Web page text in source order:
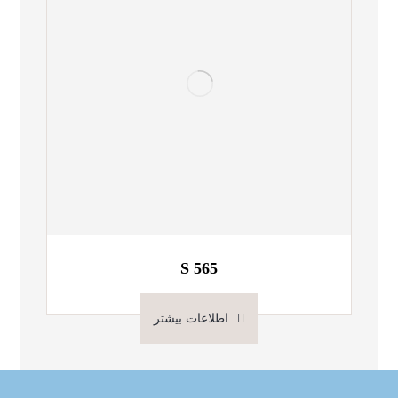
S 565
اطلاعات بیشتر